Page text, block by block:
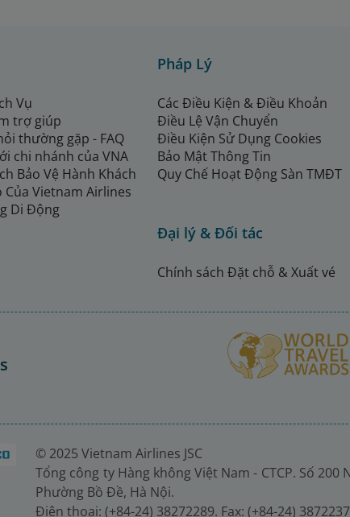
Vụ
trợ giúp
thường gặp - FAQ
chi nhánh của VNA
Bảo Vệ Hành Khách
Của Vietnam Airlines
Di Động
Pháp Lý
Các Điều Kiện & Điều Khoản
Điều Lệ Vận Chuyển
Điều Kiện Sử Dụng Cookies
Bảo Mật Thông Tin
Quy Chế Hoạt Động Sàn TMĐT
Đại lý & Đối tác
Chính sách Đặt chỗ & Xuất vé
© 2025 Vietnam Airlines JSC
Tổng công ty Hàng không Việt Nam - CTCP. Số 200
Phường Bồ Đề, Hà Nội.
Điện thoại: (+84-24) 38272289. Fax: (+84-24)